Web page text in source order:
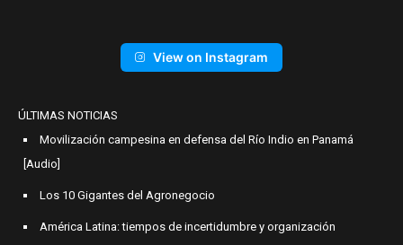
View on Instagram
ÚLTIMAS NOTICIAS
Movilización campesina en defensa del Río Indio en Panamá
[Audio]
Los 10 Gigantes del Agronegocio
América Latina: tiempos de incertidumbre y organización